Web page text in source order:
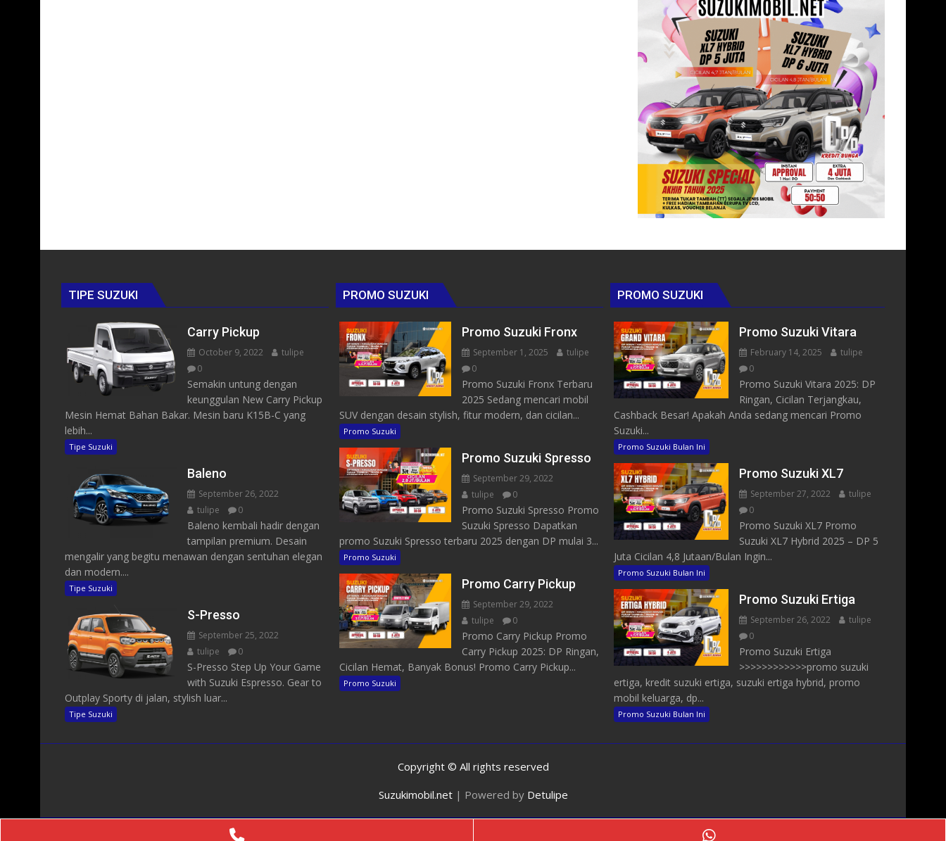
TIPE SUZUKI
Carry Pickup
October 9, 2022
tulipe
0
Semakin untung dengan
keunggulan New Carry Pickup
Mesin Hemat Bahan Bakar. Mesin baru K15B-C yang
lebih...
Tipe Suzuki
Baleno
September 26, 2022
tulipe
0
Baleno kembali hadir dengan
tampilan premium. Desain
mengalir yang begitu menawan dengan sentuhan elegan
dan modern....
Tipe Suzuki
S-Presso
September 25, 2022
tulipe
0
S-Presso Step Up Your Game
with Suzuki Espresso. Gear to
Outplay Sporty di jalan, stylish luar...
Tipe Suzuki
PROMO SUZUKI
Promo Suzuki Fronx
September 1, 2025
tulipe
0
Promo Suzuki Fronx Terbaru
2025 Sedang mencari mobil
SUV dengan desain stylish, fitur modern, dan cicilan...
Promo Suzuki
Promo Suzuki Spresso
September 29, 2022
tulipe
0
Promo Suzuki Spresso Promo
Suzuki Spresso Dapatkan
promo Suzuki Spresso terbaru 2025 dengan DP mulai 3...
Promo Suzuki
Promo Carry Pickup
September 29, 2022
tulipe
0
Promo Carry Pickup Promo
Carry Pickup 2025: DP Ringan,
Cicilan Hemat, Banyak Bonus! Promo Carry Pickup...
Promo Suzuki
PROMO SUZUKI
Promo Suzuki Vitara
February 14, 2025
tulipe
0
Promo Suzuki Vitara 2025: DP
Ringan, Cicilan Terjangkau,
Cashback Besar! Apakah Anda sedang mencari Promo
Suzuki...
Promo Suzuki Bulan Ini
Promo Suzuki XL7
September 27, 2022
tulipe
0
Promo Suzuki XL7 Promo
Suzuki XL7 Hybrid 2025 – DP 5
Juta Cicilan 4,8 Jutaan/Bulan Ingin...
Promo Suzuki Bulan Ini
Promo Suzuki Ertiga
September 26, 2022
tulipe
0
Promo Suzuki Ertiga
>>>>>>>>>>>>promo suzuki
ertiga, kredit suzuki ertiga, suzuki ertiga hybrid, promo
mobil keluarga, dp...
Promo Suzuki Bulan Ini
Copyright © All rights reserved
Suzukimobil.net | Powered by Detulipe